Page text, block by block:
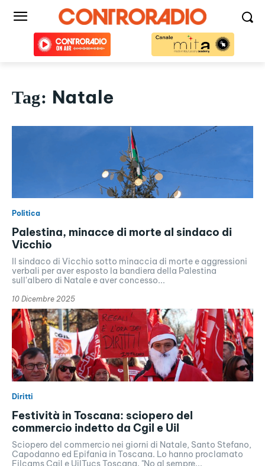
Tag: Natale
Politica
Palestina, minacce di morte al sindaco di
Vicchio
Il sindaco di Vicchio sotto minaccia di morte e aggressioni
verbali per aver esposto la bandiera della Palestina
sull'albero di Natale e aver concesso...
10 Dicembre 2025
Diritti
Festività in Toscana: sciopero del
commercio indetto da Cgil e Uil
Sciopero del commercio nei giorni di Natale, Santo Stefano,
Capodanno ed Epifania in Toscana. Lo hanno proclamato
Filcams Cgil e UilTucs Toscana. "No al sempre...